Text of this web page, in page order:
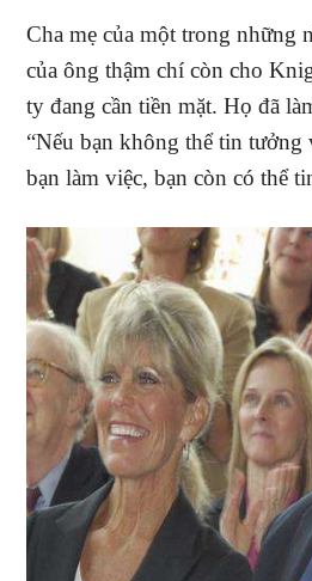
Cha mẹ của một trong những
của ông thậm chí còn cho
ty đang cần tiền mặt. Họ đã
“Nếu bạn không thể tin tưởng
bạn làm việc, bạn còn có thể